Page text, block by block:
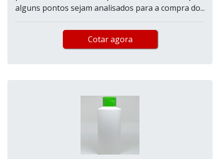
alguns pontos sejam analisados para a compra do...
Cotar agora